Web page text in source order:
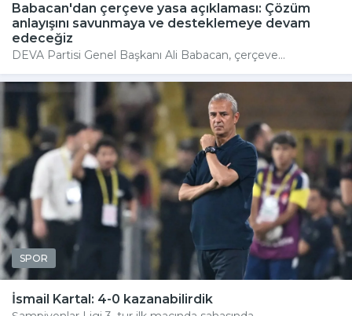
Babacan'dan çerçeve yasa açıklaması: Çözüm
anlayışını savunmaya ve desteklemeye devam
edeceğiz
DEVA Partisi Genel Başkanı Ali Babacan, çerçeve...
SPOR
İsmail Kartal: 4-0 kazanabilirdik